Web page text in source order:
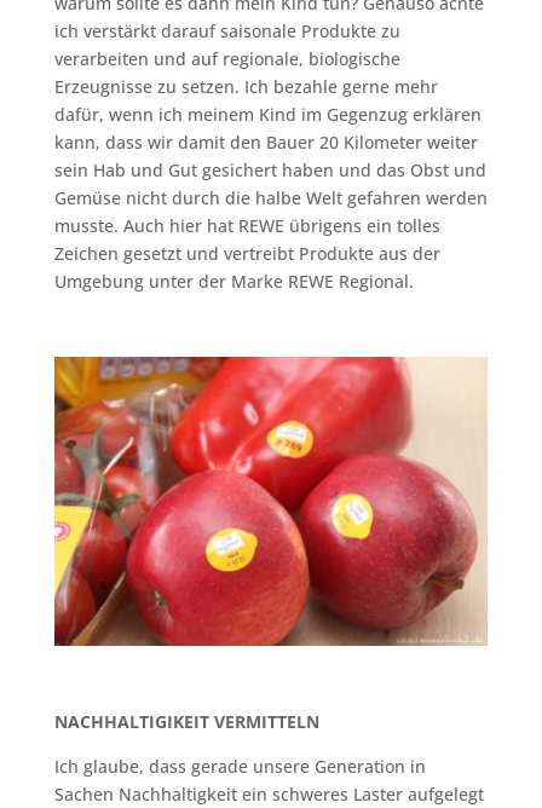
ich verstärkt darauf saisonale Produkte zu
verarbeiten und auf regionale, biologische
Erzeugnisse zu setzen. Ich bezahle gerne mehr
dafür, wenn ich meinem Kind im Gegenzug erklären
kann, dass wir damit den Bauer 20 Kilometer weiter
sein Hab und Gut gesichert haben und das Obst und
Gemüse nicht durch die halbe Welt gefahren werden
musste. Auch hier hat REWE übrigens ein tolles
Zeichen gesetzt und vertreibt Produkte aus der
Umgebung unter der Marke REWE Regional.
NACHHALTIGIKEIT VERMITTELN
Ich glaube, dass gerade unsere Generation in
Sachen Nachhaltigkeit ein schweres Laster aufgelegt